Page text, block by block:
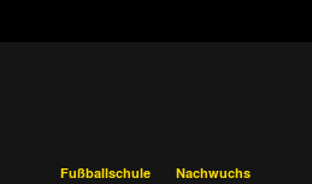
Fußballschule
Nachwuchs